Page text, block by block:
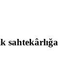
sahtekârlığa